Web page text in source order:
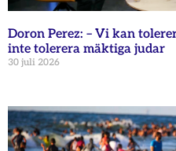
Doron Perez: – Vi kan
inte tolerera mäktiga judar
30 juli 2026